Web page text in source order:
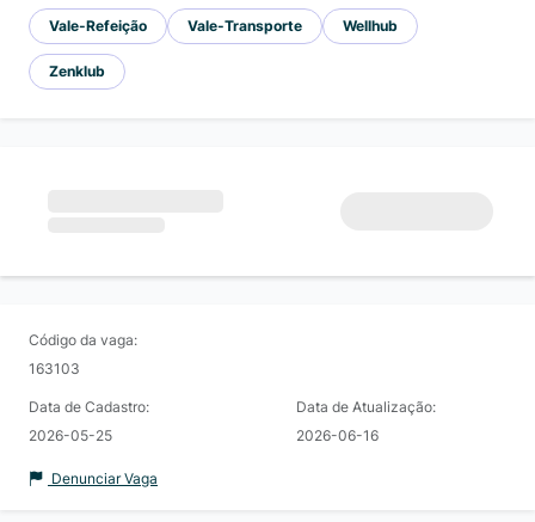
Vale-Refeição Vale-Transporte Wellhub
Zenklub
Código da vaga:
163103
Data de Cadastro:
2026-05-25
Data de Atualização:
2026-06-16
Denunciar Vaga